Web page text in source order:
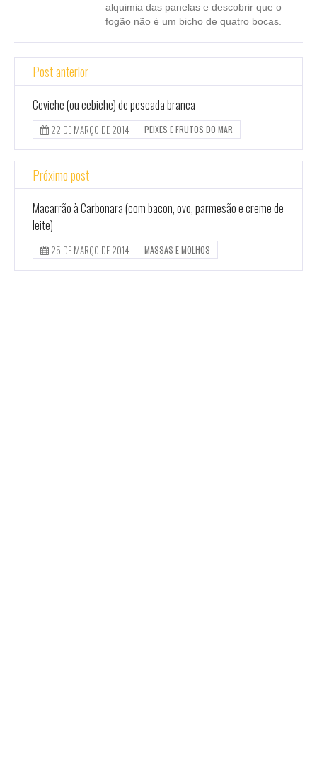
alquimia das panelas e descobrir que o
fogão não é um bicho de quatro bocas.
Post anterior
Ceviche (ou cebiche) de pescada branca
22 DE MARÇO DE 2014 PEIXES E FRUTOS DO MAR
Próximo post
Macarrão à Carbonara (com bacon, ovo, parmesão e creme de
leite)
25 DE MARÇO DE 2014 MASSAS E MOLHOS